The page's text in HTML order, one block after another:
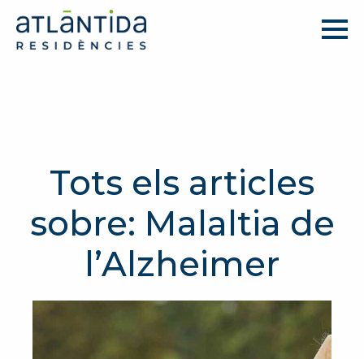
Tots els articles
sobre: Malaltia de
l’Alzheimer